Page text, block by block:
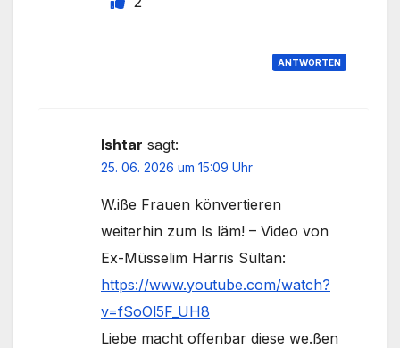
ANTWORTEN
Ishtar sagt:
25. 06. 2026 um 15:09 Uhr
W.iße Frauen könvertieren
weiterhin zum Is läm! – Video von
Ex-Müsselim Härris Sültan:
https://www.youtube.com/watch?
v=fSoOl5F_UH8
Liebe macht offenbar diese we.ßen